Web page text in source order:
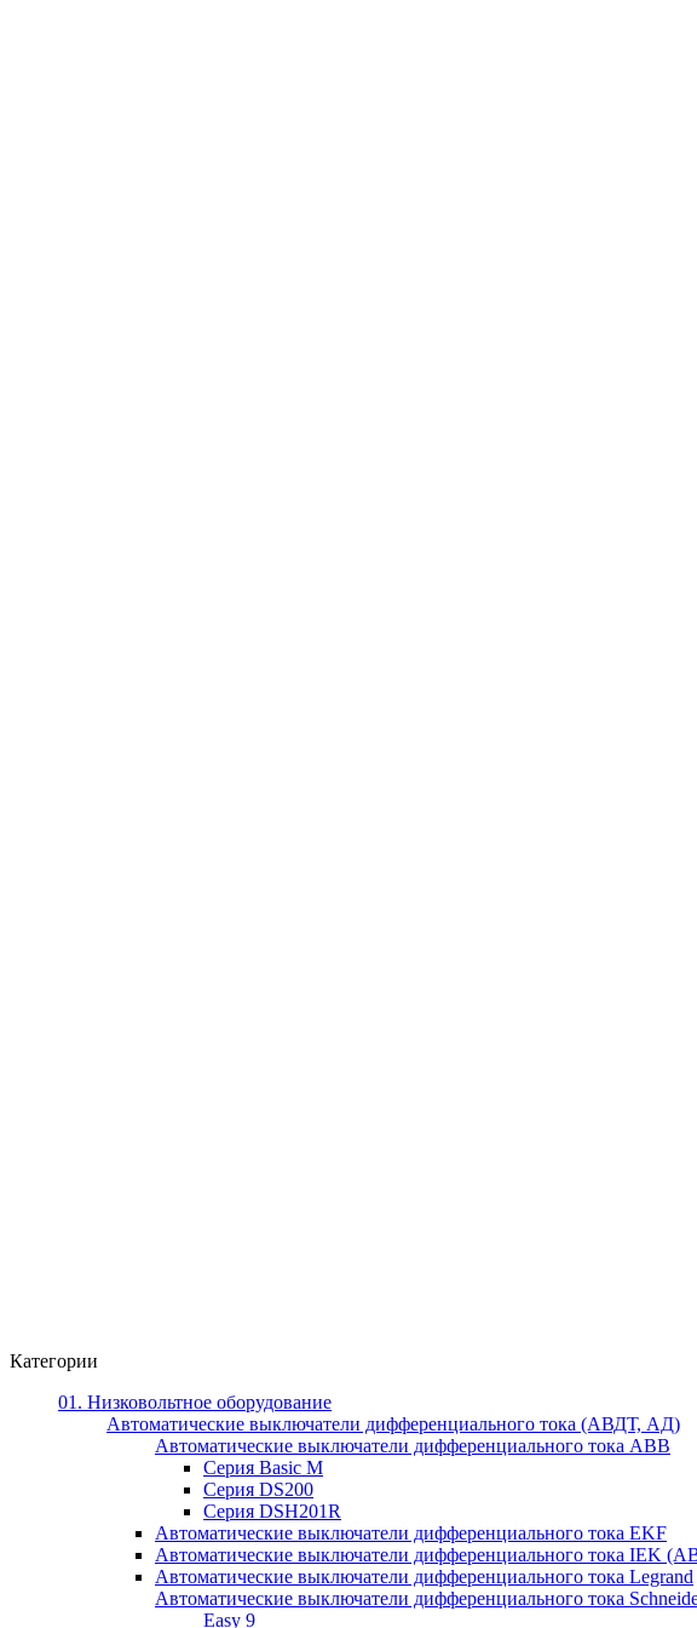
Категории
01. Низковольтное оборудование
Автоматические выключатели дифференциального тока (АВДТ, АД)
Автоматические выключатели дифференциального тока ABB
Серия Basic M
Серия DS200
Серия DSH201R
Автоматические выключатели дифференциального тока EKF
Автоматические выключатели дифференциального тока IEK
Автоматические выключатели дифференциального тока Legrand
Автоматические выключатели дифференциального тока
Easy 9